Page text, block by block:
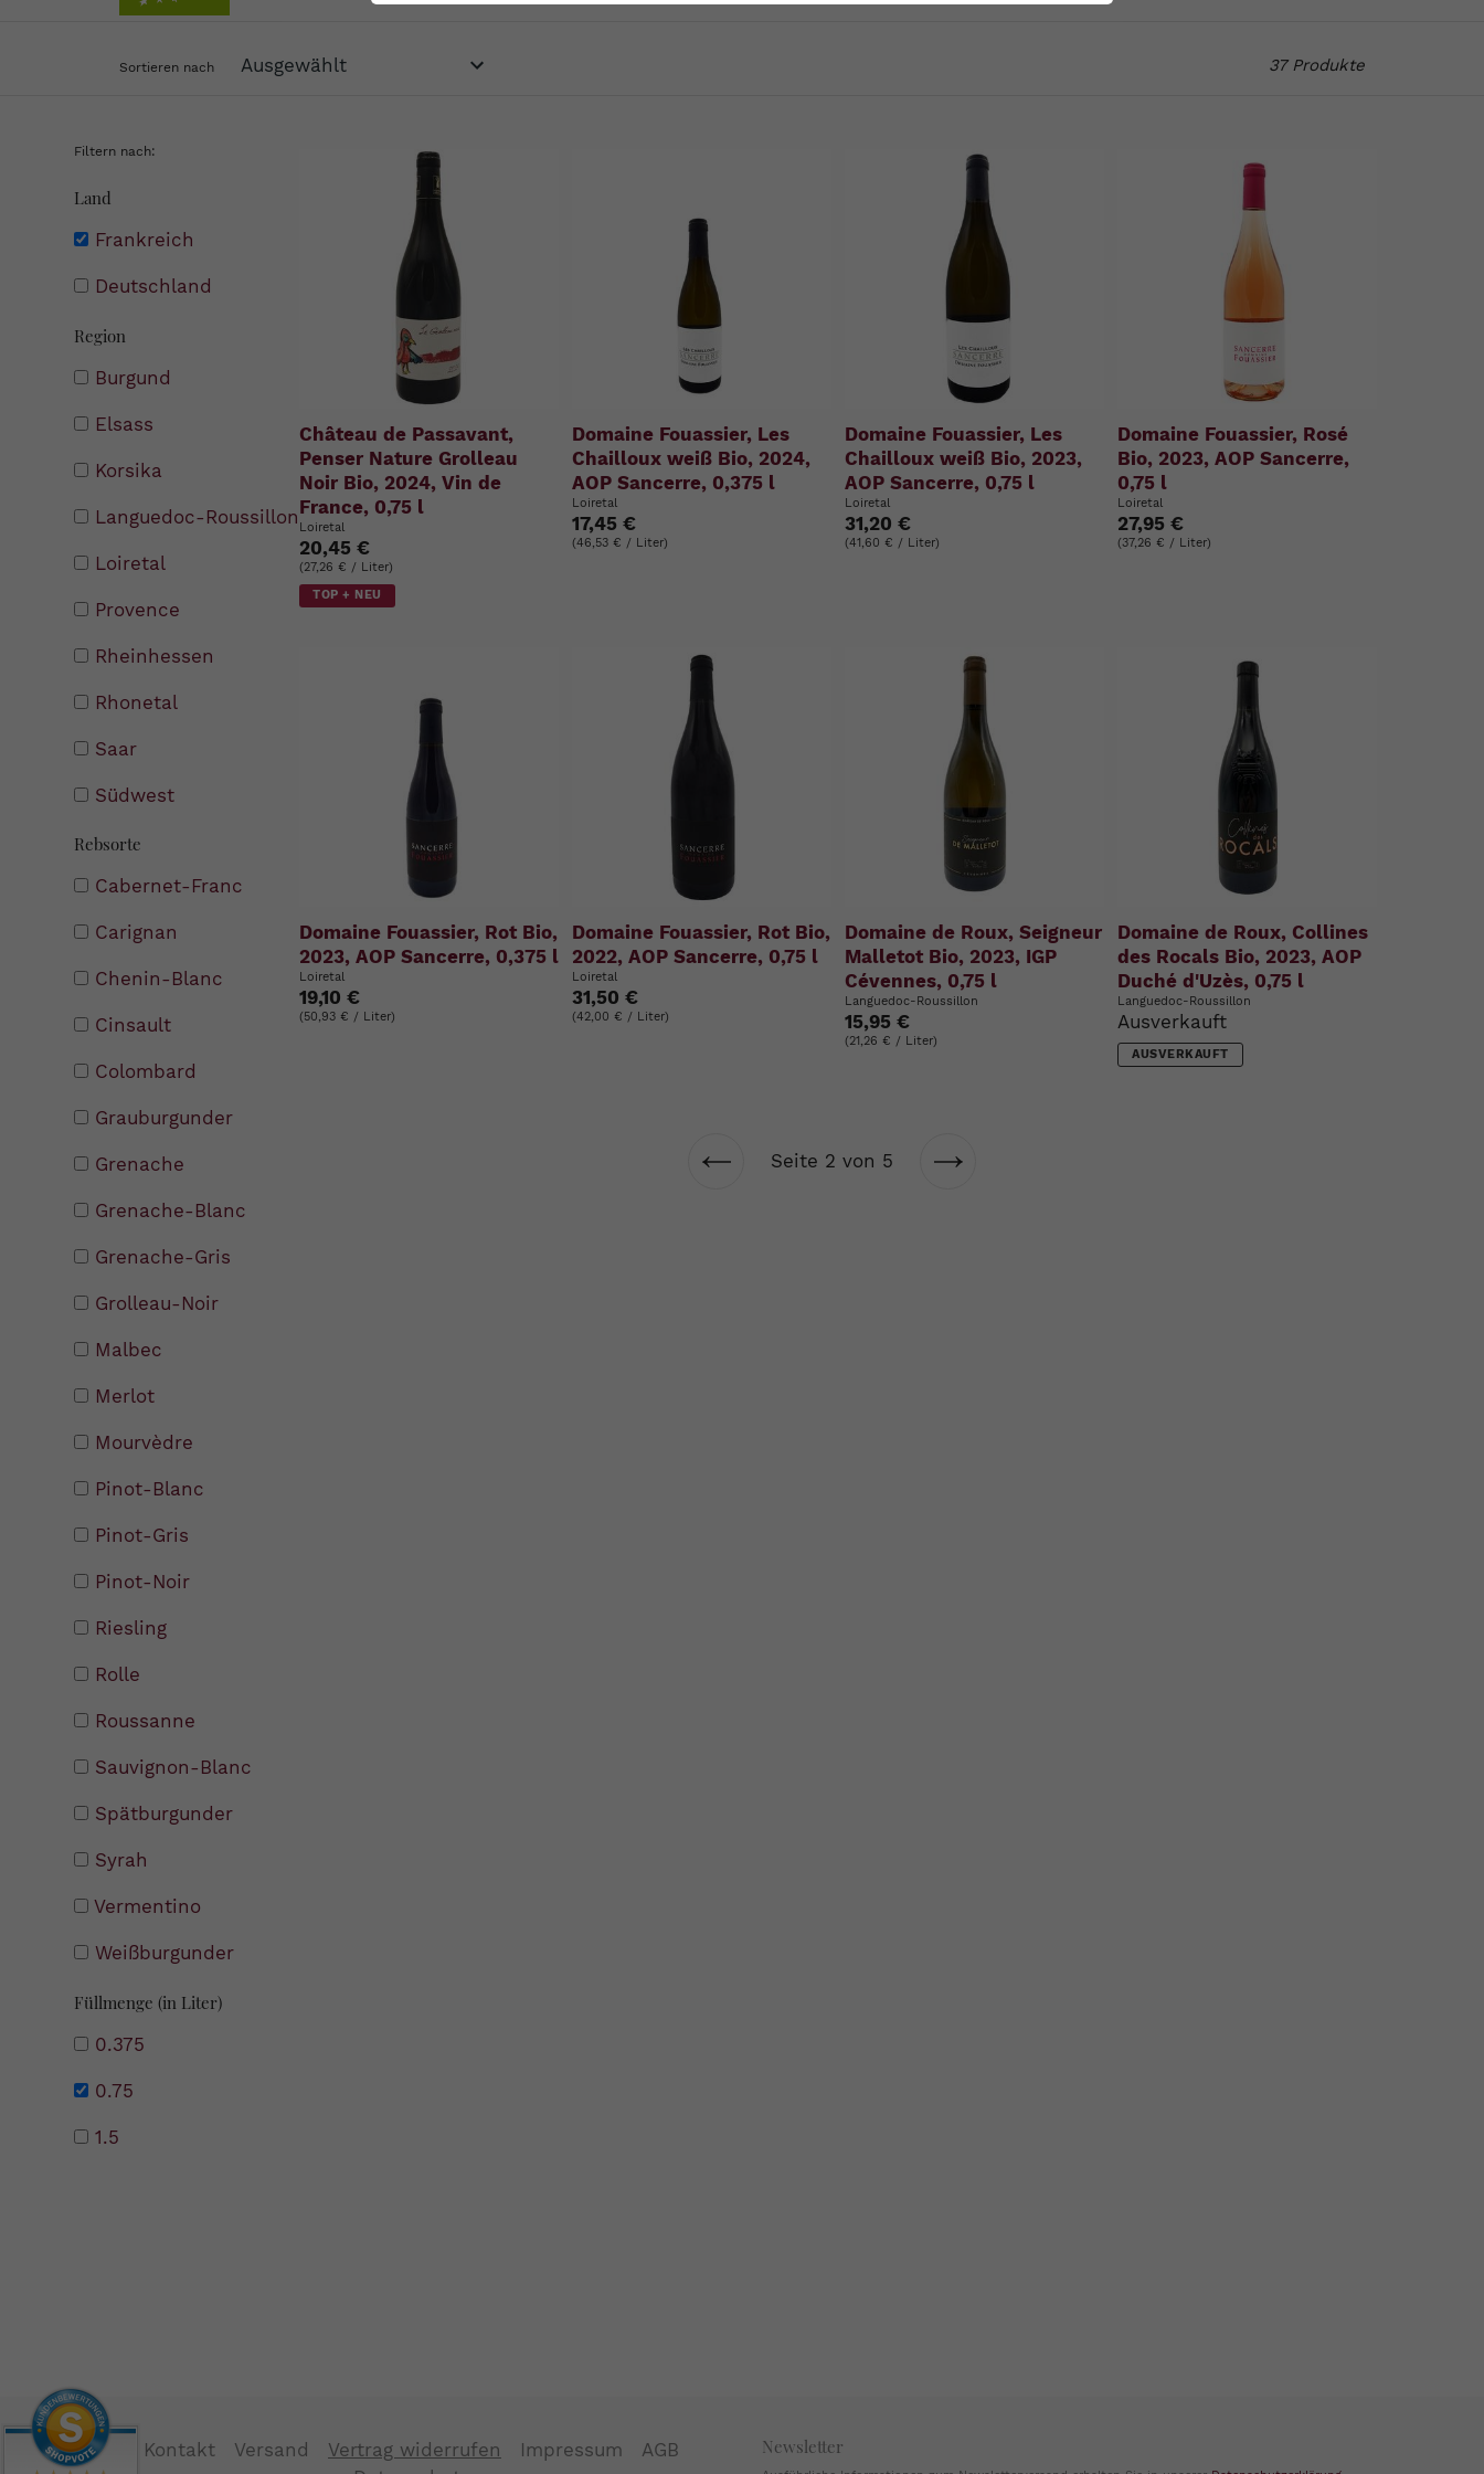
Sortieren nach 37 Produkte
Filtern nach:
Land
Frankreich
Deutschland
Region
Burgund
Elsass
Korsika
Languedoc-Roussillon
Loiretal
Provence
Rheinhessen
Rhonetal
Saar
Südwest
Rebsorte
Cabernet-Franc
Carignan
Chenin-Blanc
Cinsault
Colombard
Grauburgunder
Grenache
Grenache-Blanc
Grenache-Gris
Grolleau-Noir
Malbec
Merlot
Mourvèdre
Pinot-Blanc
Pinot-Gris
Pinot-Noir
Riesling
Rolle
Roussanne
Sauvignon-Blanc
Spätburgunder
Syrah
Vermentino
Weißburgunder
Füllmenge (in Liter)
0.375
0.75
1.5
Château de Passavant,
Penser Nature Grolleau
Noir Bio, 2024, Vin de
France, 0,75 l
Loiretal
20,45 €
(27,26 € / Liter)
TOP + NEU
Domaine Fouassier, Les
Chailloux weiß Bio, 2024,
AOP Sancerre, 0,375 l
Loiretal
17,45 €
(46,53 € / Liter)
Domaine Fouassier, Les
Chailloux weiß Bio, 2023,
AOP Sancerre, 0,75 l
Loiretal
31,20 €
(41,60 € / Liter)
Domaine Fouassier, Rosé
Bio, 2023, AOP Sancerre,
0,75 l
Loiretal
27,95 €
(37,26 € / Liter)
Domaine Fouassier, Rot Bio,
2023, AOP Sancerre, 0,375 l
Loiretal
19,10 €
(50,93 € / Liter)
Domaine Fouassier, Rot Bio,
2022, AOP Sancerre, 0,75 l
Loiretal
31,50 €
(42,00 € / Liter)
Domaine de Roux, Seigneur
Malletot Bio, 2023, IGP
Cévennes, 0,75 l
Languedoc-Roussillon
15,95 €
(21,26 € / Liter)
Domaine de Roux, Collines
des Rocals Bio, 2023, AOP
Duché d'Uzès, 0,75 l
Languedoc-Roussillon
Ausverkauft
AUSVERKAUFT
Vorherige
Seite 2 von 5
Nächste
Kontakt Versand Vertrag widerrufen Impressum
AGB
Newsletter